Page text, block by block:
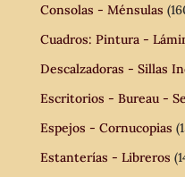
Consolas - Ménsulas
Cuadros: Pintura -
Descalzadoras - Sillas
Escritorios - Bureau -
Espejos - Cornucopias
Estanterías - Libreros